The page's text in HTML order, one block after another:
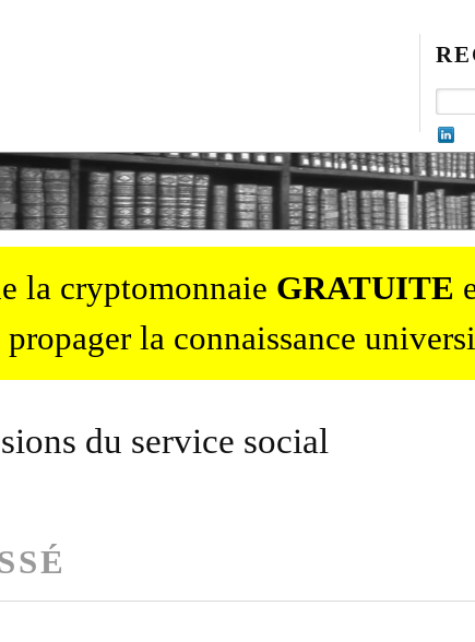
la cryptomonnaie GRATUITE
la connaissance
du service social